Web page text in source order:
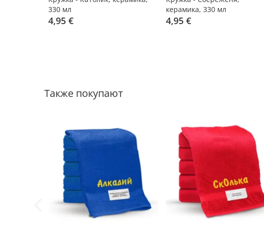
330 мл
4,95 €
керамика, 330 мл
4,95 €
Также покупают